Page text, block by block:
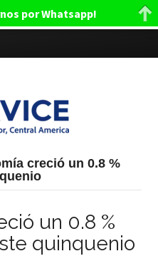
creció un 0.8 %
un 0.8 %
quinquenio
por Whatsapp!